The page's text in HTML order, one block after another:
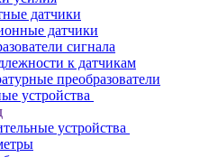
датчики
датчики
сигнала
к датчикам
преобразователи
устройства
устройства